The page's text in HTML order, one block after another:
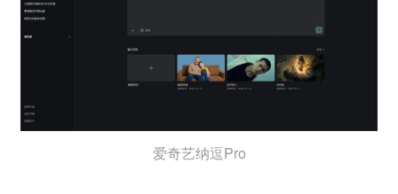
爱奇艺纳逗Pro